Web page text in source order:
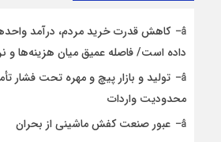
کاهش قدرت خرید مردم، درآمد
داده است/ فاصله عمیق میان هزینه‌ها و
تولید و بازار پیچ و مهره تحت فشار
محدودیت واردات
عبور صنعت کفش ماشینی از بحران